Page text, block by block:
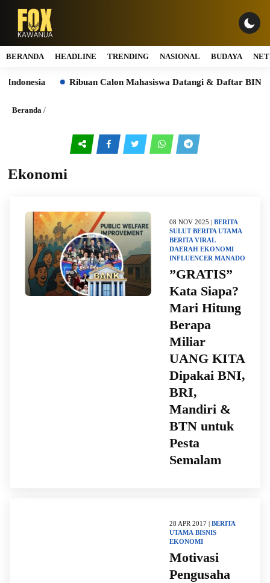
BERANDA HEADLINE TRENDING NASIONAL BUDAYA
Ribuan Calon Mahasiswa Datangi & Daftar BINUS
Beranda /
Ekonomi
08 NOV 2025 | BERITA
SULUT BERITA UTAMA
BERITA VIRAL
DAERAH EKONOMI
INFLUENCER MANADO
​”GRATIS”
Kata Siapa?
Mari Hitung
Berapa
Miliar
UANG KITA
Dipakai BNI,
BRI,
Mandiri &
BTN untuk
Pesta
Semalam
28 APR 2017 | BERITA
UTAMA BISNIS
EKONOMI
Motivasi
Pengusaha